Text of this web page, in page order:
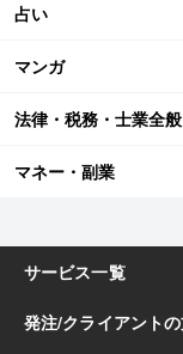
占い
マンガ
法律・税務・士業全般
マネー・副業